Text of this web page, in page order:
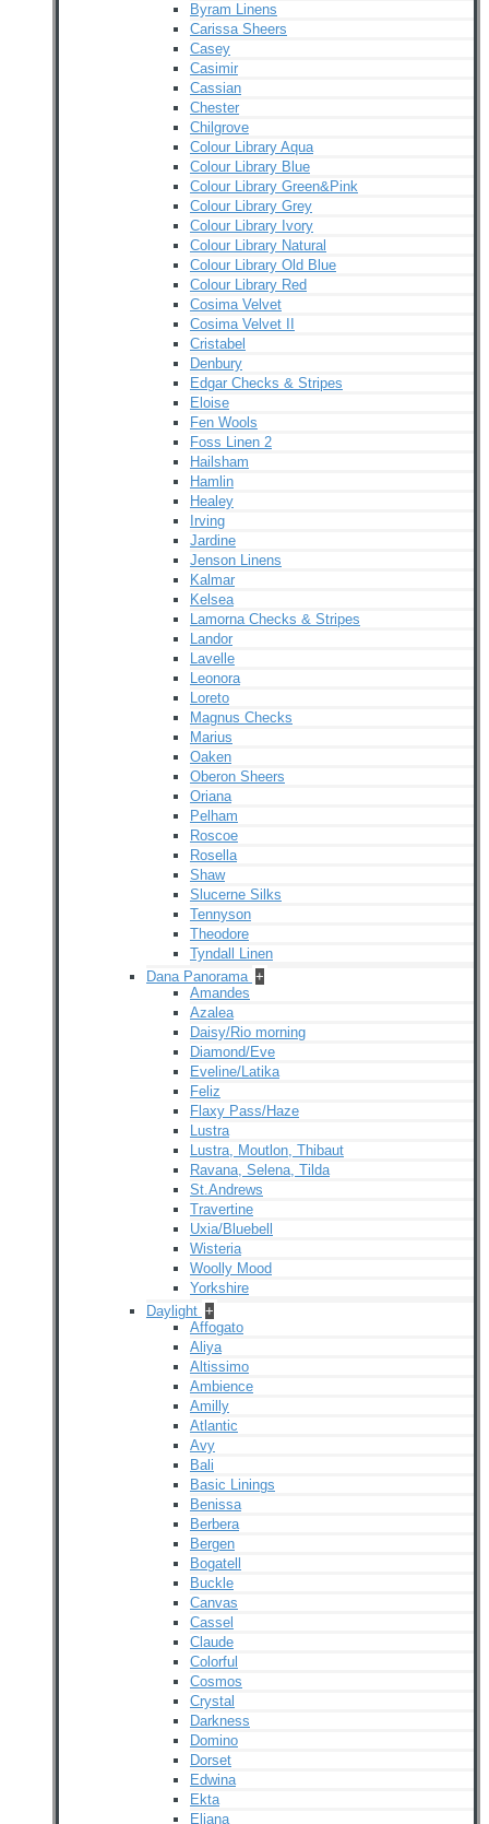
Byram Linens
Carissa Sheers
Casey
Casimir
Cassian
Chester
Chilgrove
Colour Library Aqua
Colour Library Blue
Colour Library Green&Pink
Colour Library Grey
Colour Library Ivory
Colour Library Natural
Colour Library Old Blue
Colour Library Red
Cosima Velvet
Cosima Velvet II
Cristabel
Denbury
Edgar Checks & Stripes
Eloise
Fen Wools
Foss Linen 2
Hailsham
Hamlin
Healey
Irving
Jardine
Jenson Linens
Kalmar
Kelsea
Lamorna Checks & Stripes
Landor
Lavelle
Leonora
Loreto
Magnus Checks
Marius
Oaken
Oberon Sheers
Oriana
Pelham
Roscoe
Rosella
Shaw
Slucerne Silks
Tennyson
Theodore
Tyndall Linen
Dana Panorama +
Amandes
Azalea
Daisy/Rio morning
Diamond/Eve
Eveline/Latika
Feliz
Flaxy Pass/Haze
Lustra
Lustra, Moutlon, Thibaut
Ravana, Selena, Tilda
St.Andrews
Travertine
Uxia/Bluebell
Wisteria
Woolly Mood
Yorkshire
Daylight +
Affogato
Aliya
Altissimo
Ambience
Amilly
Atlantic
Avy
Bali
Basic Linings
Benissa
Berbera
Bergen
Bogatell
Buckle
Canvas
Cassel
Claude
Colorful
Cosmos
Crystal
Darkness
Domino
Dorset
Edwina
Ekta
Eliana